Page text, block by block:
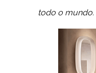
todo o mundo.